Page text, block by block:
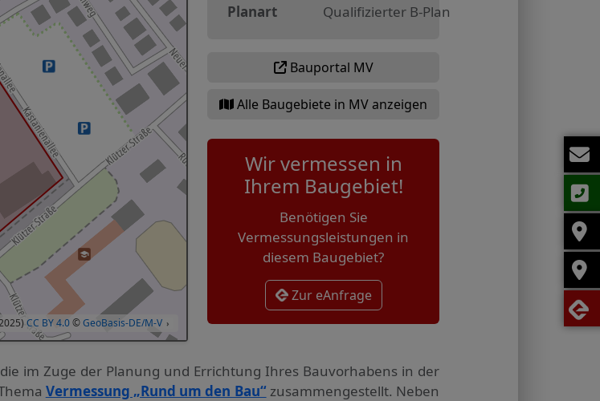
›
CC BY 4.0 ©GeoBasis-DE/M-V
Planart
Qualifizierter B-Plan
Bauportal MV
Alle Baugebiete in MV anzeigen
Wir vermessen in
Ihrem Baugebiet!
Benötigen Sie
Vermessungsleistungen in
diesem Baugebiet?
Zur eAnfrage
im Zuge der Planung und Errichtung Ihres Bauvorhabens in der
Vermessung „Rund um den Bau“zusammengestellt. Neben